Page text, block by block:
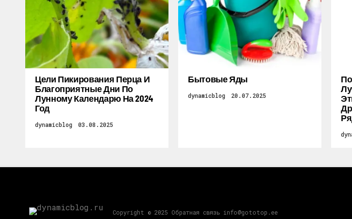
Цели Пикирования Перца И
Благоприятные Дни По
Лунному Календарю На 2024
Год
dynamicblog 03.08.2025
Бытовые Яды
dynamicblog 20.07.2025
Copyright © 2025 Обратная связь info@gototop.ee